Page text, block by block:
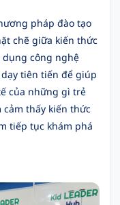
pháp đào tạo
chẽ giữa kiến thức
công nghệ
tiên tiến để giúp
của những gì trẻ
thấy kiến thức
tiếp tục khám phá